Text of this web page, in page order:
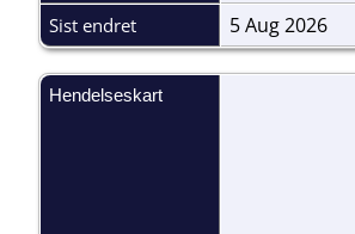
Sist endret 5 Aug 2026
Hendelseskart